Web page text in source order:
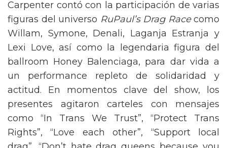
Carpenter contó con la participación de varias
figuras del universo
RuPaul’s Drag Race
como
Willam, Symone, Denali, Laganja Estranja y
Lexi Love, así como la legendaria figura del
ballroom Honey Balenciaga, para dar vida a
un performance repleto de solidaridad y
actitud. En momentos clave del show, los
presentes agitaron carteles con mensajes
como “In Trans We Trust”, “Protect Trans
Rights”, “Love each other”, “Support local